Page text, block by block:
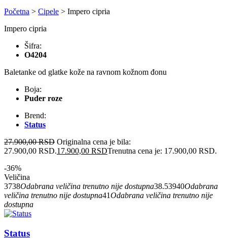
Početna > Cipele > Impero cipria
Impero cipria
Šifra:
O4204
Baletanke od glatke kože na ravnom kožnom đonu
Boja:
Puder roze
Brend:
Status
27.900,00RSD Originalna cena je bila:
27.900,00 RSD.17.900,00 RSDTrenutna cena je: 17.900,00 RSD.
-36%
Veličina
3738Odabrana veličina trenutno nije dostupna38.53940Odabrana
veličina trenutno nije dostupna41Odabrana veličina trenutno nije
dostupna
Status